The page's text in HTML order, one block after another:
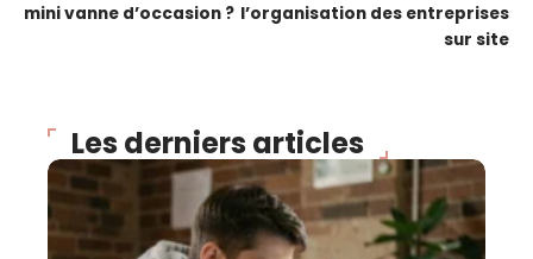
mini vanne d’occasion ? l’organisation des entreprises
sur site
Les derniers articles